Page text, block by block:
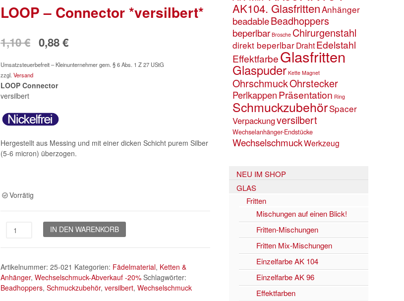
LOOP – Connector *versilbert*
1,10€ Ursprünglicher
war:
1,10 €
0,88€Aktueller
Umsatzsteuerbefreit – Kleinunternehmer gem. § 6 Abs. 1 Z 27 UStG
zzgl. Versand
LOOP Connector
versilbert
Hergestellt aus Messing und mit einer dicken Schicht purem Silber
(5-6 micron) überzogen.
Vorrätig
LOOP
Connector
Menge
IN DEN WARENKORB
Artikelnummer: 25-021 Kategorien: Fädelmaterial, Ketten &
Anhänger, Wechselschmuck-Abverkauf -20% Schlagwörter:
Beadhoppers, Schmuckzubehör, versilbert, Wechselschmuck
AK104. GlasfrittenAnhänger
beadableBeadhoppers
beperlbar Brosche Chirurgenstahl
direkt beperlbarDrahtEdelstahl
EffektfarbeGlasfritten
Glaspuder Kette Magnet
OhrschmuckOhrstecker
PerlkappenPräsentation Ring
SchmuckzubehörSpacer
Verpackungversilbert
Wechselanhänger-Endstücke
WechselschmuckWerkzeug
NEU IM SHOP
GLAS
Fritten
Mischungen auf einen Blick!
Fritten-Mischungen
Fritten Mix-Mischungen
Einzelfarbe AK 104
Einzelfarbe AK 96
Effektfarben